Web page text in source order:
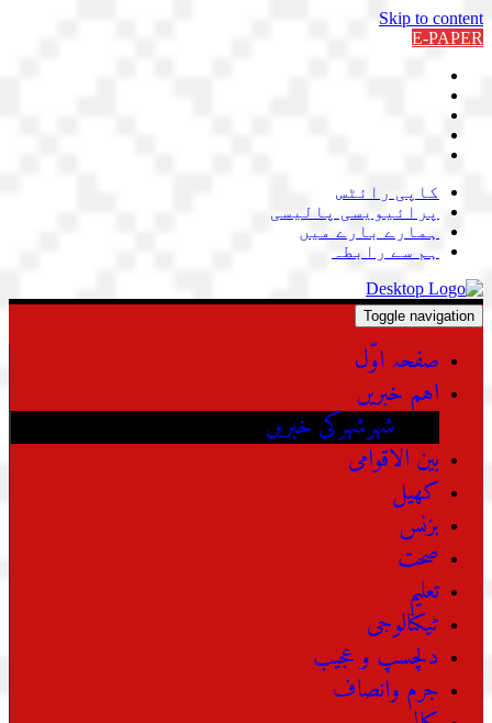
Skip to content
E-PAPER
کاپی رائٹس
پرائیویسی پالیسی
ہمارے بارے میں
ہم سے رابطہ
Toggle navigation
صفحہ اوّل
اہم خبریں
شہرشہرکی خبریں
بین الاقوامی
کھیل
بزنس
صحت
تعلیم
ٹیکنالوجی
دلچسپ و عجیب
جرم وانصاف